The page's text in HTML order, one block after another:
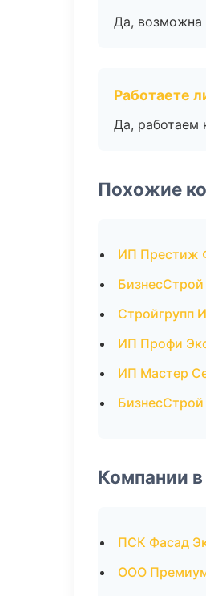
Да, возможна
Работаете
Да, работаем
Похожие
ИП Престиж
Стройгрупп
ИП Профи
ИП Мастер
Компании
ПСК Фасад
ООО